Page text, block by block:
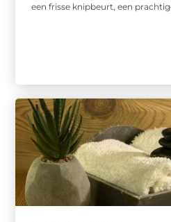
een frisse knipbeurt, een